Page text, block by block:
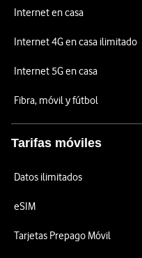
Internet en casa
Internet 4G en casa ilimitado
Internet 5G en casa
Fibra, móvil y fútbol
Tarifas móviles
Datos ilimitados
eSIM
Tarjetas Prepago Móvil